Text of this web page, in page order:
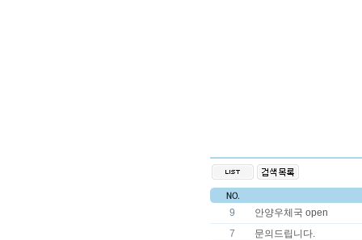
9
안양우체국 open
7
문의드립니다.